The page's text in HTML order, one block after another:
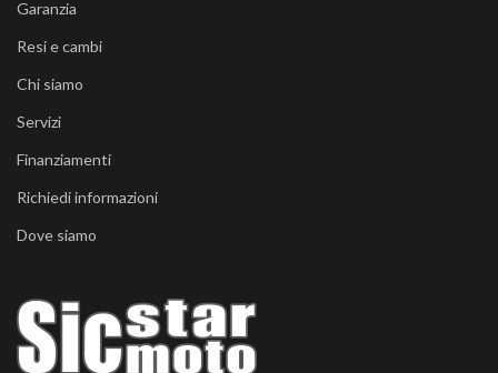
Garanzia
Resi e cambi
Chi siamo
Servizi
Finanziamenti
Richiedi informazioni
Dove siamo